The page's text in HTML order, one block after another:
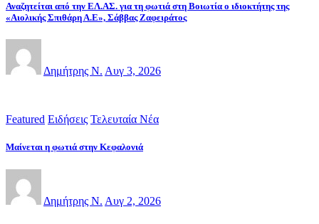
Αναζητείται από την ΕΛ.ΑΣ. για τη φωτιά στη Βοιωτία ο ιδιοκτήτης της
«Αιολικής Σπιθάρη Α.Ε», Σάββας Ζαφειράτος
Δημήτρης Ν. Αυγ 3, 2026
Featured Ειδήσεις Τελευταία Νέα
Μαίνεται η φωτιά στην Κεφαλονιά
Δημήτρης Ν. Αυγ 2, 2026